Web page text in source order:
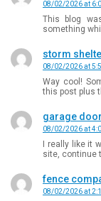
08/02/2026 at
This blog
something
storm
08/02/2026 at
Way cool!
this post plus
garage
08/02/2026 at
I really like it
site, continue
fence
08/02/2026 at